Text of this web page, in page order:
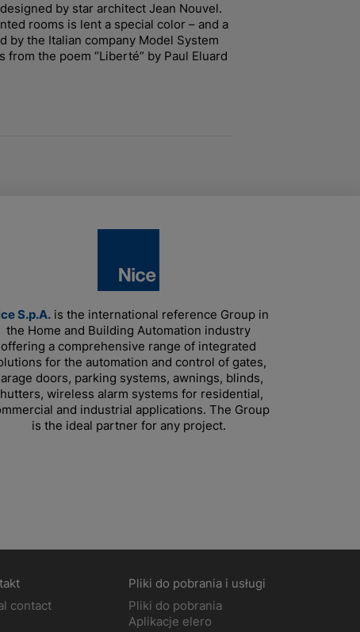
by star architect Jean Nouvel.
rooms is lent a special color – and a
the Italian company Model System
the poem “Liberté” by Paul Eluard
S.p.A.is the international reference Group in
the Home and Building Automation industry
offering a comprehensive range of integrated
for the automation and control of gates,
doors, parking systems, awnings, blinds,
wireless alarm systems for residential,
and industrial applications. The Group
is the ideal partner for any project.
contact
Pliki do pobrania i usługi
Pliki do pobrania
Aplikacje elero